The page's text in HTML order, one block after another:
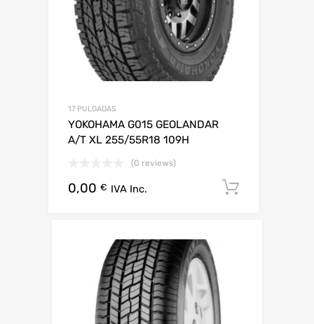
17 PULGADAS
YOKOHAMA G015 GEOLANDAR
A/T XL 255/55R18 109H
(0 reviews)
0,00 € IVA Inc.